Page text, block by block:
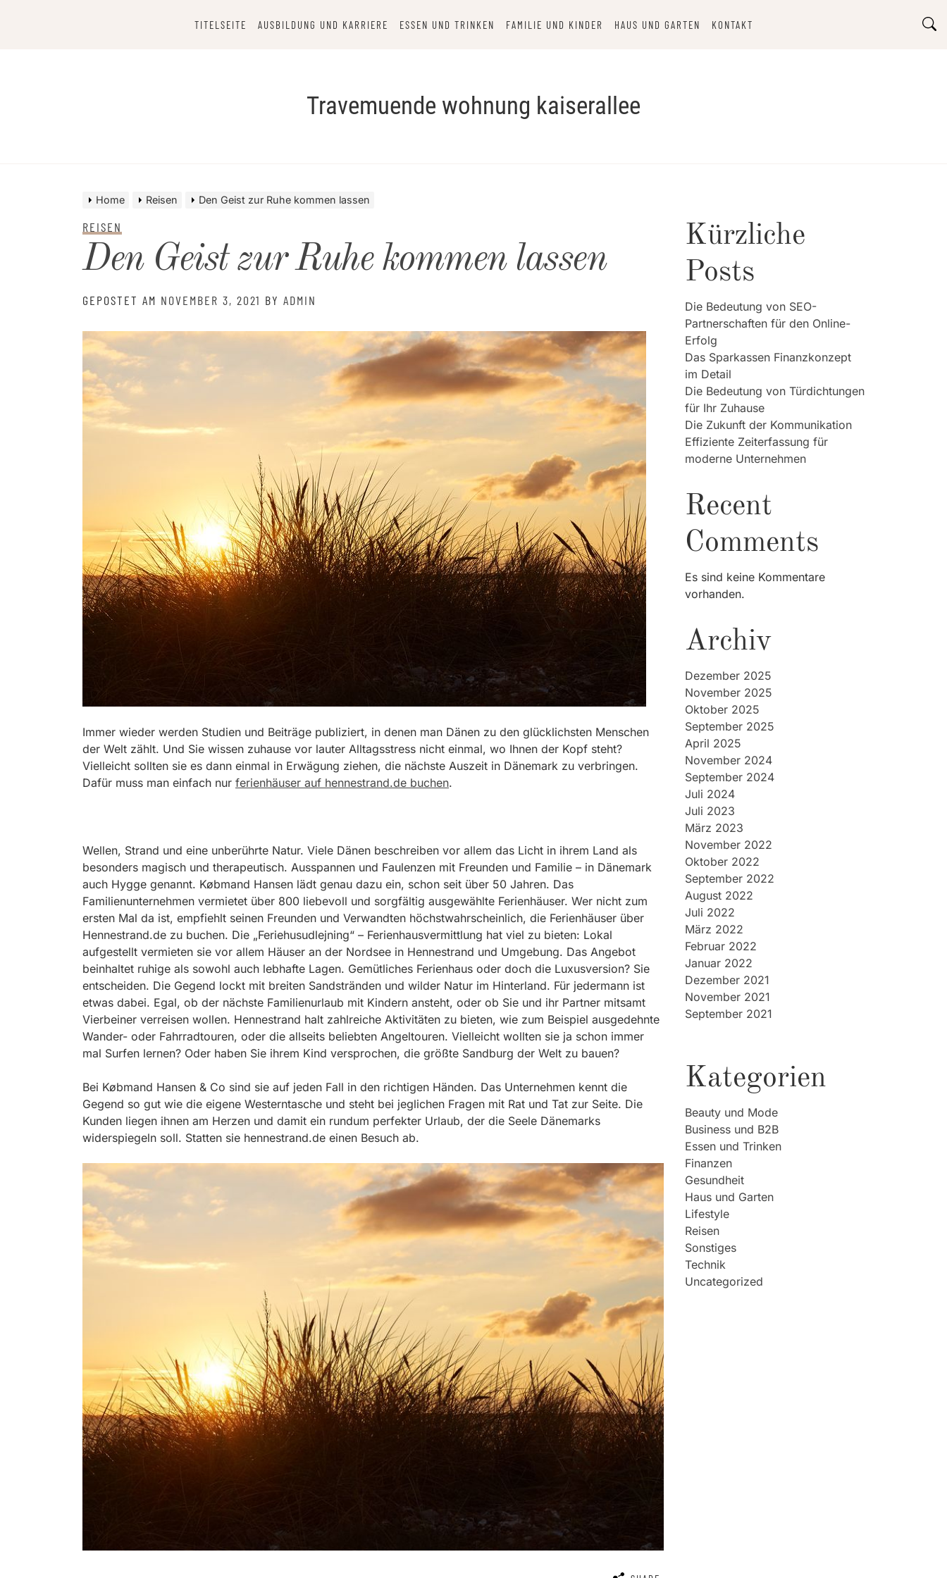
TITELSEITE AUSBILDUNG UND KARRIERE ESSEN UND TRINKEN FAMILIE UND KINDER HAUS UND GARTEN KONTAKT
Travemuende wohnung kaiserallee
Home Reisen Den Geist zur Ruhe kommen lassen
REISEN
Den Geist zur Ruhe kommen lassen
GEPOSTET AM NOVEMBER 3, 2021 BY ADMIN
Immer wieder werden Studien und Beiträge publiziert, in denen man Dänen zu den glücklichsten Menschen
der Welt zählt. Und Sie wissen zuhause vor lauter Alltagsstress nicht einmal, wo Ihnen der Kopf steht?
Vielleicht sollten sie es dann einmal in Erwägung ziehen, die nächste Auszeit in Dänemark zu verbringen.
Dafür muss man einfach nur ferienhäuser auf hennestrand.de buchen.
Wellen, Strand und eine unberührte Natur. Viele Dänen beschreiben vor allem das Licht in ihrem Land als
besonders magisch und therapeutisch. Ausspannen und Faulenzen mit Freunden und Familie – in Dänemark
auch Hygge genannt. Købmand Hansen lädt genau dazu ein, schon seit über 50 Jahren. Das
Familienunternehmen vermietet über 800 liebevoll und sorgfältig ausgewählte Ferienhäuser. Wer nicht zum
ersten Mal da ist, empfiehlt seinen Freunden und Verwandten höchstwahrscheinlich, die Ferienhäuser über
Hennestrand.de zu buchen. Die „Feriehusudlejning“ – Ferienhausvermittlung hat viel zu bieten: Lokal
aufgestellt vermieten sie vor allem Häuser an der Nordsee in Hennestrand und Umgebung. Das Angebot
beinhaltet ruhige als sowohl auch lebhafte Lagen. Gemütliches Ferienhaus oder doch die Luxusversion? Sie
entscheiden. Die Gegend lockt mit breiten Sandstränden und wilder Natur im Hinterland. Für jedermann ist
etwas dabei. Egal, ob der nächste Familienurlaub mit Kindern ansteht, oder ob Sie und ihr Partner mitsamt
Vierbeiner verreisen wollen. Hennestrand halt zahlreiche Aktivitäten zu bieten, wie zum Beispiel ausgedehnte
Wander- oder Fahrradtouren, oder die allseits beliebten Angeltouren. Vielleicht wollten sie ja schon immer
mal Surfen lernen? Oder haben Sie ihrem Kind versprochen, die größte Sandburg der Welt zu bauen?
Bei Købmand Hansen & Co sind sie auf jeden Fall in den richtigen Händen. Das Unternehmen kennt die
Gegend so gut wie die eigene Westerntasche und steht bei jeglichen Fragen mit Rat und Tat zur Seite. Die
Kunden liegen ihnen am Herzen und damit ein rundum perfekter Urlaub, der die Seele Dänemarks
widerspiegeln soll. Statten sie hennestrand.de einen Besuch ab.
Kürzliche
Posts
Die Bedeutung von SEO-
Partnerschaften für den Online-
Erfolg
Das Sparkassen Finanzkonzept
im Detail
Die Bedeutung von Türdichtungen
für Ihr Zuhause
Die Zukunft der Kommunikation
Effiziente Zeiterfassung für
moderne Unternehmen
Recent
Comments
Es sind keine Kommentare
vorhanden.
Archiv
Dezember 2025
November 2025
Oktober 2025
September 2025
April 2025
November 2024
September 2024
Juli 2024
Juli 2023
März 2023
November 2022
Oktober 2022
September 2022
August 2022
Juli 2022
März 2022
Februar 2022
Januar 2022
Dezember 2021
November 2021
September 2021
Kategorien
Beauty und Mode
Business und B2B
Essen und Trinken
Finanzen
Gesundheit
Haus und Garten
Lifestyle
Reisen
Sonstiges
Technik
Uncategorized